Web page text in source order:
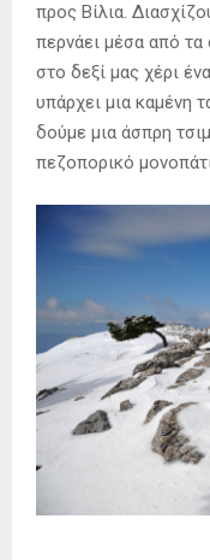
προς Βίλια.
περνάει μέσα από τα
στο δεξί μας χέρι
υπάρχει μια καμένη
δούμε μια άσπρη
πεζοπορικό